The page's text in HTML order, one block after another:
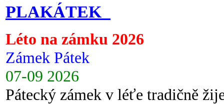
PLAKÁTEK
Léto na zámku 2026
Zámek Pátek
07-09 2026
Pátecký zámek v léťe tradičně